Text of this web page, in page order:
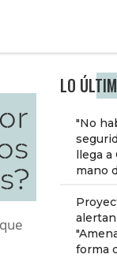
LO
"No
llega
mano
forma